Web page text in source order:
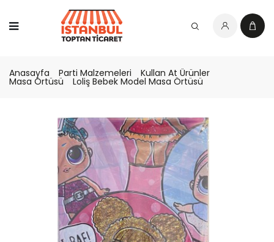
Anasayfa Parti Malzemeleri Kullan At Ürünler
Masa Örtüsü Loliş Bebek Model Masa Örtüsü